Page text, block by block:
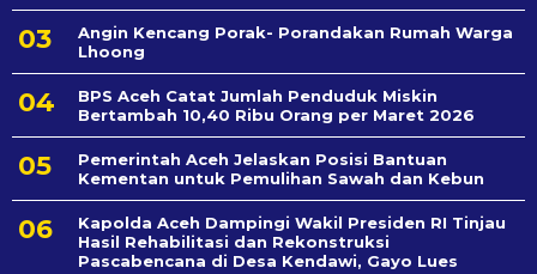
Angin Kencang Porak- Porandakan Rumah Warga
Lhoong
BPS Aceh Catat Jumlah Penduduk Miskin
Bertambah 10,40 Ribu Orang per Maret 2026
Pemerintah Aceh Jelaskan Posisi Bantuan
Kementan untuk Pemulihan Sawah dan Kebun
Kapolda Aceh Dampingi Wakil Presiden RI Tinjau
Hasil Rehabilitasi dan Rekonstruksi
Pascabencana di Desa Kendawi, Gayo Lues